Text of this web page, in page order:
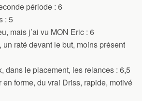
période : 6
: 5
mais j’ai vu MON Eric : 6
raté devant le but, moins présent
dans le placement, les relances : 6,5
en forme, du vrai Driss, rapide, motivé